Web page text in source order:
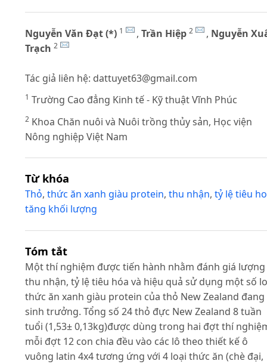
Nguyễn Văn Đạt (*) 1 , Trần Hiệp 2 , Nguyễn
Trạch 2
Tác giả liên hệ: dattuyet63@gmail.com
1 Trường Cao đẳng Kinh tế - Kỹ thuật Vĩnh Phúc
2 Khoa Chăn nuôi và Nuôi trồng thủy sản, Học viện
Nông nghiệp Việt Nam
Từ khóa
Thỏ, thức ăn xanh giàu protein, thu nhận, tỷ lệ tiêu
tăng khối lượng
Tóm tắt
Một thí nghiệm được tiến hành nhằm đánh giá lượng
thu nhận, tỷ lệ tiêu hóa và hiệu quả sử dụng một số
thức ăn xanh giàu protein của thỏ New Zealand đang
sinh trưởng. Tổng số 24 thỏ đực New Zealand 8 tuần
tuổi (1,53± 0,13kg)được dùng trong hai đợt thí
mỗi đợt 12 con chia đều vào các lô theo thiết kế ô
vuông latin 4x4 tương ứng với 4 loại thức ăn (chè đại,